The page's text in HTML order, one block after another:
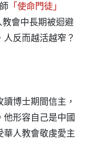
「使命門徒」
教會中長期被迴避
反而越活越窄？
博士期間信主，
他形容自己是中國
人教會敬虔愛主